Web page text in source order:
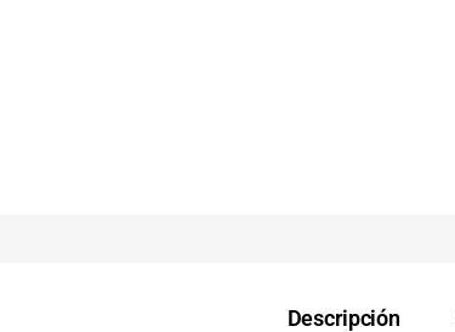
Descripción